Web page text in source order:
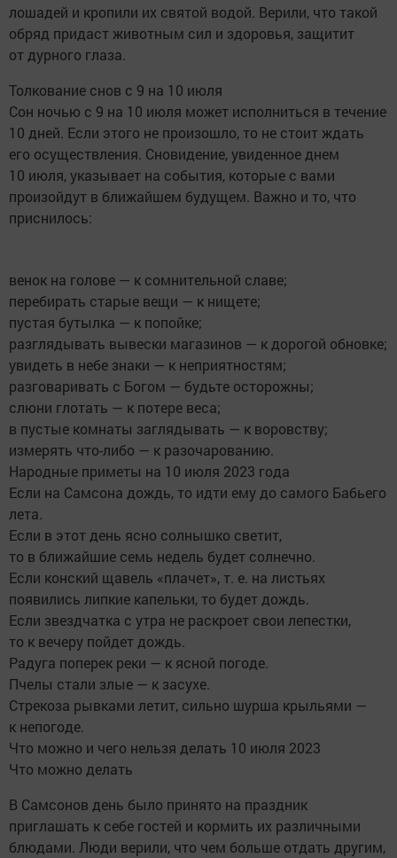
лошадей и кропили их святой водой. Верили, что такой
обряд придаст животным сил и здоровья, защитит
от дурного глаза.
Толкование снов с 9 на 10 июля
Сон ночью с 9 на 10 июля может исполниться в течение
10 дней. Если этого не произошло, то не стоит ждать
его осуществления. Сновидение, увиденное днем
10 июля, указывает на события, которые с вами
произойдут в ближайшем будущем. Важно и то, что
приснилось:
венок на голове — к сомнительной славе;
перебирать старые вещи — к нищете;
пустая бутылка — к попойке;
разглядывать вывески магазинов — к дорогой обновке;
увидеть в небе знаки — к неприятностям;
разговаривать с Богом — будьте осторожны;
слюни глотать — к потере веса;
в пустые комнаты заглядывать — к воровству;
измерять что-либо — к разочарованию.
Народные приметы на 10 июля 2023 года
Если на Самсона дождь, то идти ему до самого Бабьего
лета.
Если в этот день ясно солнышко светит,
то в ближайшие семь недель будет солнечно.
Если конский щавель «плачет», т. е. на листьях
появились липкие капельки, то будет дождь.
Если звездчатка с утра не раскроет свои лепестки,
то к вечеру пойдет дождь.
Радуга поперек реки — к ясной погоде.
Пчелы стали злые — к засухе.
Стрекоза рывками летит, сильно шурша крыльями —
к непогоде.
Что можно и чего нельзя делать 10 июля 2023
Что можно делать
В Самсонов день было принято на праздник
приглашать к себе гостей и кормить их различными
блюдами. Люди верили, что чем больше отдать другим,